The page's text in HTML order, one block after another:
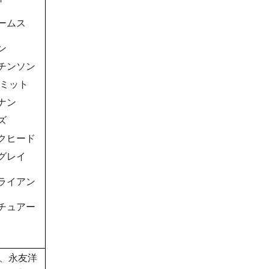
ムス
ンソン
ット
ン
ヒード
レイ
イアン
ュアー
永友洋